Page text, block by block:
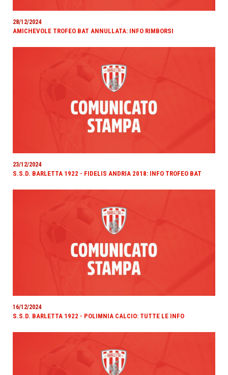
28/12/2024
AMICHEVOLE TROFEO BAT ANNULLATA: INFO RIMBORSI
23/12/2024
S.S.D. BARLETTA 1922 - FIDELIS ANDRIA 2018: INFO TROFEO BAT
16/12/2024
S.S.D. BARLETTA 1922 - POLIMNIA CALCIO: TUTTE LE INFO